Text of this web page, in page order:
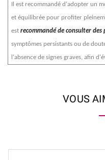
Il est recommandé d'adopter un
et équilibrée pour profiter
est recommandé de consulter des
symptômes persistants ou de
l'absence de signes graves, afin
VOUS